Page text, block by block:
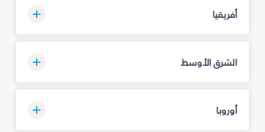
أفريقيا
الشرق الأوسط
أوروبا